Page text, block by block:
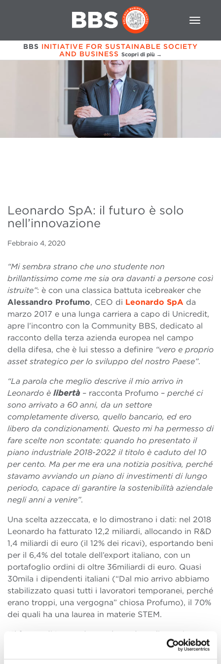
BBS INITIATIVE FOR SUSTAINABLE SOCIETY
AND BUSINESS Scopri di più →
Leonardo SpA: il futuro è solo
nell’innovazione
Febbraio 4, 2020
“Mi sembra strano che uno studente non
brillantissimo come me sia ora davanti a persone così
istruite”: è con una classica battuta icebreaker che
Alessandro Profumo, CEO di Leonardo SpA da
marzo 2017 e una lunga carriera a capo di Unicredit,
apre l’incontro con la Community BBS, dedicato al
racconto della terza azienda europea nel campo
della difesa, che è lui stesso a definire “vero e proprio
asset strategico per lo sviluppo del nostro Paese”.
“La parola che meglio descrive il mio arrivo in
Leonardo è libertà– racconta Profumo – perché ci
sono arrivato a 60 anni, da un settore
completamente diverso, quello bancario, ed ero
libero da condizionamenti. Questo mi ha permesso di
fare scelte non scontate: quando ho presentato il
piano industriale 2018-2022 il titolo è caduto del 10
per cento. Ma per me era una notizia positiva, perché
stavamo avviando un piano di investimenti di lungo
periodo, capace di garantire la sostenibilità aziendale
negli anni a venire”.
Una scelta azzeccata, e lo dimostrano i dati: nel 2018
Leonardo ha fatturato 12,2 miliardi, allocando in R&D
1,4 miliardi di euro (il 12% dei ricavi), esportando beni
per il 6,4% del totale dell’export italiano, con un
portafoglio ordini di oltre 36miliardi di euro. Quasi
30mila i dipendenti italiani (“Dal mio arrivo abbiamo
stabilizzato quasi tutti i lavoratori temporanei, perché
erano troppi, una vergogna” chiosa Profumo), il 70%
dei quali ha una laurea in materie STEM.
“Il futuro di Leonardo non è vendere elicotteri, ma
vendere la capacità di volare, non satelliti, ma
capacità di osservare: per questo iltema della